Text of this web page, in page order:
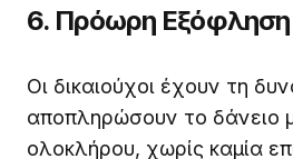
6. Πρόωρη Εξόφληση
Οι δικαιούχοι έχουν τη
αποπληρώσουν το δάνειο
ολοκλήρου, χωρίς καμία